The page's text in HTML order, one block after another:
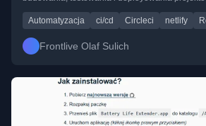
Automatyzacja ci/cd Circleci netlify
Frontlive Olaf Sulich